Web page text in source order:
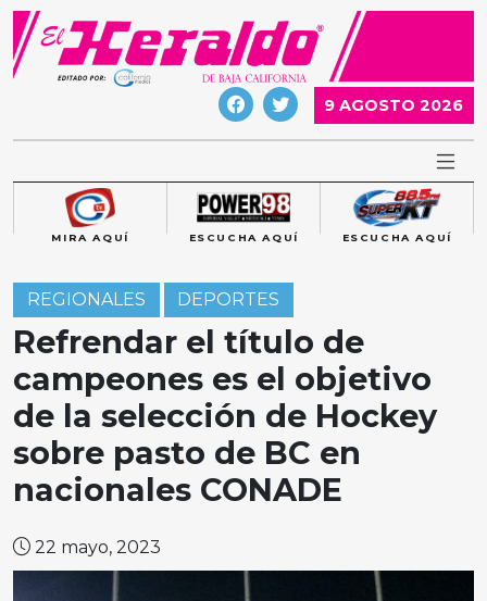
Skip
content
9 AGOSTO 2026
MIRA AQUÍ ESCUCHA AQUÍ ESCUCHA AQUÍ
REGIONALES DEPORTES
Refrendar el título de
campeones es el objetivo
de la selección de Hockey
sobre pasto de BC en
nacionales CONADE
22 mayo, 2023